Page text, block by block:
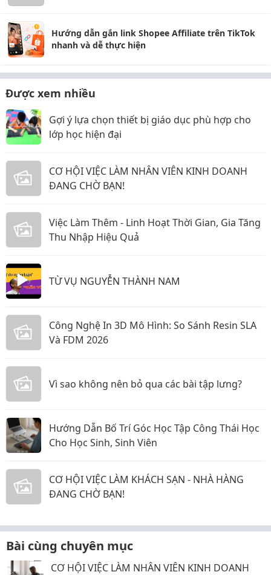
Hướng dẫn gắn link Shopee Affiliate trên TikTok
nhanh và dễ thực hiện
Được xem nhiều
Gợi ý lựa chọn thiết bị giáo dục phù hợp cho
lớp học hiện đại
CƠ HỘI VIỆC LÀM NHÂN VIÊN KINH DOANH
ĐANG CHỜ BẠN!
Việc Làm Thêm - Linh Hoạt Thời Gian, Gia Tăng
Thu Nhập Hiệu Quả
TỪ VỤ NGUYỄN THÀNH NAM
Công Nghệ In 3D Mô Hình: So Sánh Resin SLA
Và FDM 2026
Vì sao không nên bỏ qua các bài tập lưng?
Hướng Dẫn Bố Trí Góc Học Tập Công Thái Học
Cho Học Sinh, Sinh Viên
CƠ HỘI VIỆC LÀM KHÁCH SẠN - NHÀ HÀNG
ĐANG CHỜ BẠN!
Bài cùng chuyên mục
CƠ HỘI VIỆC LÀM NHÂN VIÊN KINH DOANH